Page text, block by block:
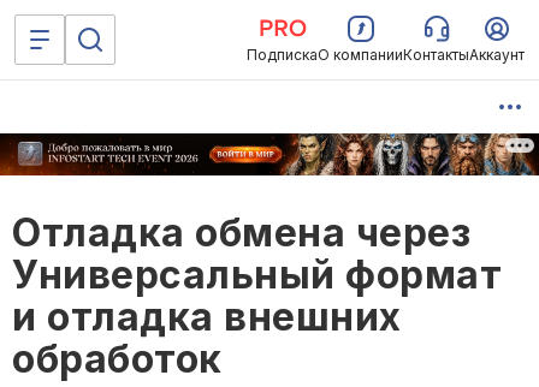
ПодпискаО компанииКонтактыАккаунт
Отладка обмена через
Универсальный формат
и отладка внешних
обработок